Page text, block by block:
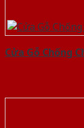
Cửa Gỗ Chống